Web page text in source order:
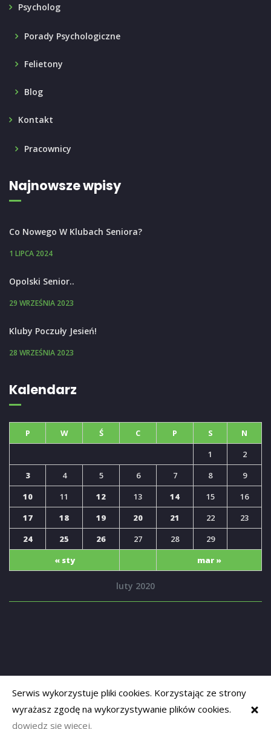
Psycholog
Porady Psychologiczne
Felietony
Blog
Kontakt
Pracownicy
Najnowsze wpisy
Co Nowego W Klubach Seniora?
1 LIPCA 2024
Opolski Senior..
29 WRZEŚNIA 2023
Kluby Poczuły Jesień!
28 WRZEŚNIA 2023
Kalendarz
luty 2020
P W Ś C P S N
« sty mar »
1
2
3
4 5 6 7 8
9
10
11 12 13 14 15
16
17
18 19 20 21 22
23
24
25 26 27 28 29
Copyrights © 2019Opolski Senior. Powered byadapt-systems
Serwis wykorzystuje pliki cookies. Korzystając ze strony
wyrażasz zgodę na wykorzystywanie plików cookies.
dowiedz się więcej.